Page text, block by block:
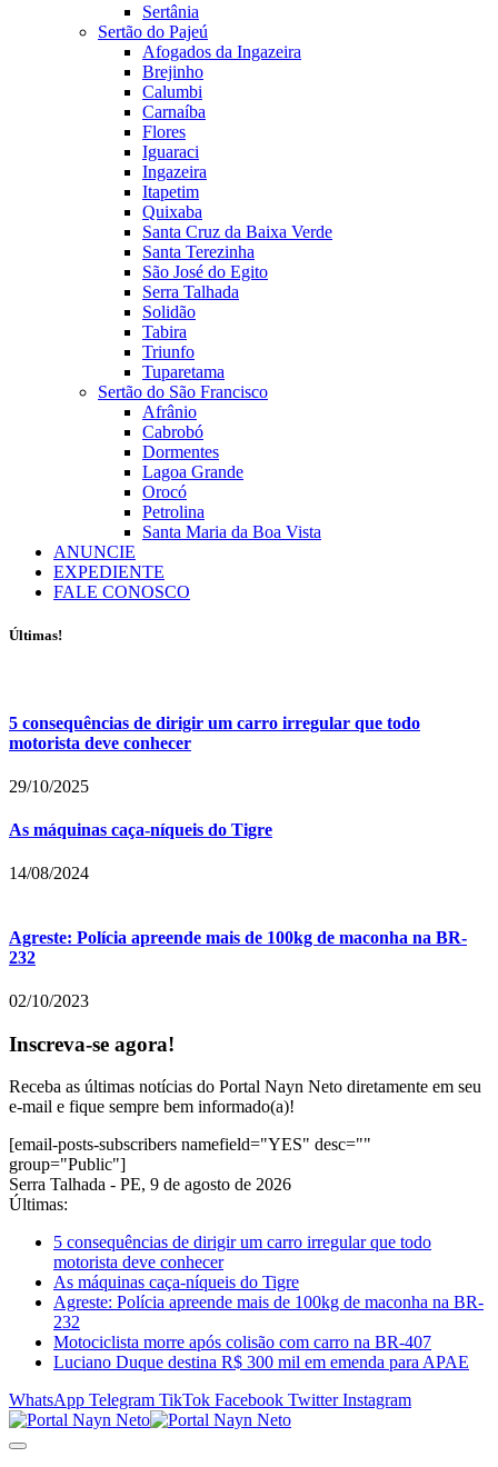
Sertânia
Sertão do Pajeú
Afogados da Ingazeira
Brejinho
Calumbi
Carnaíba
Flores
Iguaraci
Ingazeira
Itapetim
Quixaba
Santa Cruz da Baixa Verde
Santa Terezinha
São José do Egito
Serra Talhada
Solidão
Tabira
Triunfo
Tuparetama
Sertão do São Francisco
Afrânio
Cabrobó
Dormentes
Lagoa Grande
Orocó
Petrolina
Santa Maria da Boa Vista
ANUNCIE
EXPEDIENTE
FALE CONOSCO
Últimas!
5 consequências de dirigir um carro irregular que todo
motorista deve conhecer
29/10/2025
As máquinas caça-níqueis do Tigre
14/08/2024
Agreste: Polícia apreende mais de 100kg de maconha na BR-
232
02/10/2023
Inscreva-se agora!
Receba as últimas notícias do Portal Nayn Neto diretamente em seu
e-mail e fique sempre bem informado(a)!
[email-posts-subscribers namefield="YES" desc=""
group="Public"]
Serra Talhada - PE, 9 de agosto de 2026
Últimas:
5 consequências de dirigir um carro irregular que todo
motorista deve conhecer
As máquinas caça-níqueis do Tigre
Agreste: Polícia apreende mais de 100kg de maconha na BR-
232
Motociclista morre após colisão com carro na BR-407
Luciano Duque destina R$ 300 mil em emenda para APAE
WhatsApp Telegram TikTok Facebook Twitter Instagram